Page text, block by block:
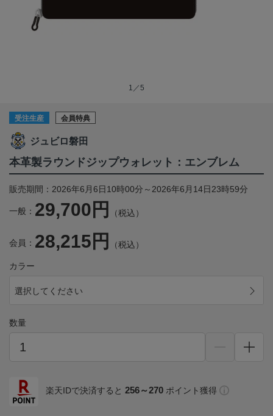
1／5
受注生産 会員特典
ジュビロ磐田
本革製ラウンドジップウォレット：エンブレム
販売期間：2026年6月6日10時00分～2026年6月14日23時59分
一般： 29,700円 （税込）
会員： 28,215円 （税込）
カラー
選択してください
数量
楽天IDで決済すると 256～270 ポイント獲得